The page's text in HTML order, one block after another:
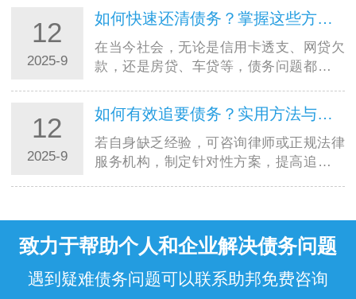
段，能让你在追讨欠款时更有条理，既提
高效率又避免踩坑。本文就…
12
2025-9
如何快速还清债务？掌握这些方法，摆脱负债压力
在当今社会，无论是信用卡透支、网贷欠
款，还是房贷、车贷等，债务问题都可能
在苦苦寻找快速还清债务的方法，渴望早
日摆脱负债的困扰，重获…
12
2025-9
如何有效追要债务？实用方法与法律途径全解析
若自身缺乏经验，可咨询律师或正规法律
服务机构，制定针对性方案，提高追债成
益。在商业往来和日常生活…
致力于帮助个人和企业解决债务问题
遇到疑难债务问题可以联系助邦免费咨询